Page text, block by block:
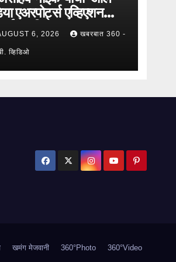
एअरपोर्ट्स एव्हिएशन
युनियन’च्या
निवड !
6, 2026 खबरबात 360 -
व्हिडिओ
खमंग मेजवानी 360°Photo 360°Video